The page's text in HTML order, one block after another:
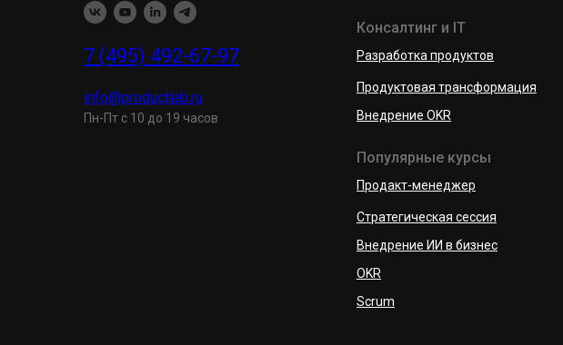
7 (495) 492-67-97
info@productlab.ru
Пн-Пт с 10 до 19 часов
Консалтинг и IT
Разработка продуктов
Продуктовая трансформация
Внедрение OKR
Популярные курсы
Продакт-менеджер
Стратегическая сессия
Внедрение ИИ в бизнес
OKR
Scrum